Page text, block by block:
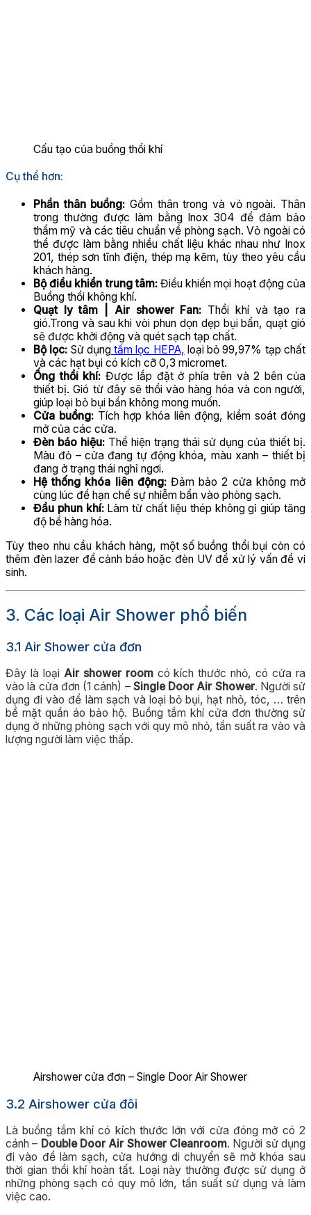
Cấu tạo của buồng thổi khí
Cụ thể hơn:
Phần thân buồng: Gồm thân trong và vỏ ngoài. Thân
trong thường được làm bằng Inox 304 để đảm bảo
thẩm mỹ và các tiêu chuẩn về phòng sạch. Vỏ ngoài có
thể được làm bằng nhiều chất liệu khác nhau như Inox
201, thép sơn tĩnh điện, thép mạ kẽm, tùy theo yêu cầu
khách hàng.
Bộ điều khiển trung tâm:Điều khiển mọi hoạt động của
Buồng thổi không khí.
Quạt ly tâm | Air shower Fan: Thổi khí và tạo ra
gió.Trong và sau khi vòi phun dọn dẹp bụi bẩn, quạt gió
sẽ được khởi động và quét sạch tạp chất.
Bộ lọc: Sử dụngtấm lọc HEPA, loại bỏ 99,97% tạp chất
và các hạt bụi có kích cỡ 0,3 micromet.
Ống thổi khí: Được lắp đặt ở phía trên và 2 bên của
thiết bị. Gió từ đây sẽ thổi vào hàng hóa và con người,
giúp loại bỏ bụi bẩn không mong muốn.
Cửa buồng: Tích hợp khóa liên động, kiểm soát đóng
mở của các cửa.
Đèn báo hiệu: Thể hiện trạng thái sử dụng của thiết bị.
Màu đỏ – cửa đang tự động khóa, màu xanh – thiết bị
đang ở trạng thái nghỉ ngơi.
Hệ thống khóa liên động:Đảm bảo 2 cửa không mở
cùng lúc để hạn chế sự nhiễm bẩn vào phòng sạch.
Đầu phun khí:Làm từ chất liệu thép không gỉ giúp tăng
độ bề hàng hóa.
Tùy theo nhu cầu khách hàng, một số buồng thổi bụi còn có
thêm đèn lazer để cảnh báo hoặc đèn UV để xử lý vấn đề vi
sinh.
3. Các loại Air Shower phổ biến
3.1 Air Shower cửa đơn
Đây là loại Air shower roomcó kích thước nhỏ, có cửa ra
vào là cửa đơn (1 cánh) – Single Door Air Shower. Người sử
dụng đi vào để làm sạch và loại bỏ bụi, hạt nhỏ, tóc, … trên
bề mặt quần áo bảo hộ. Buồng tắm khí cửa đơn thường sử
dụng ở những phòng sạch với quy mô nhỏ, tần suất ra vào và
lượng người làm việc thấp.
Airshower cửa đơn – Single Door Air Shower
3.2 Airshower cửa đôi
Là buồng tắm khí có kích thước lớn với cửa đóng mở có 2
cánh – Double Door Air Shower Cleanroom. Người sử dụng
đi vào để làm sạch, cửa hướng di chuyển sẽ mở khóa sau
thời gian thổi khí hoàn tất. Loại này thường được sử dụng ở
những phòng sạch có quy mô lớn, tần suất sử dụng và làm
việc cao.